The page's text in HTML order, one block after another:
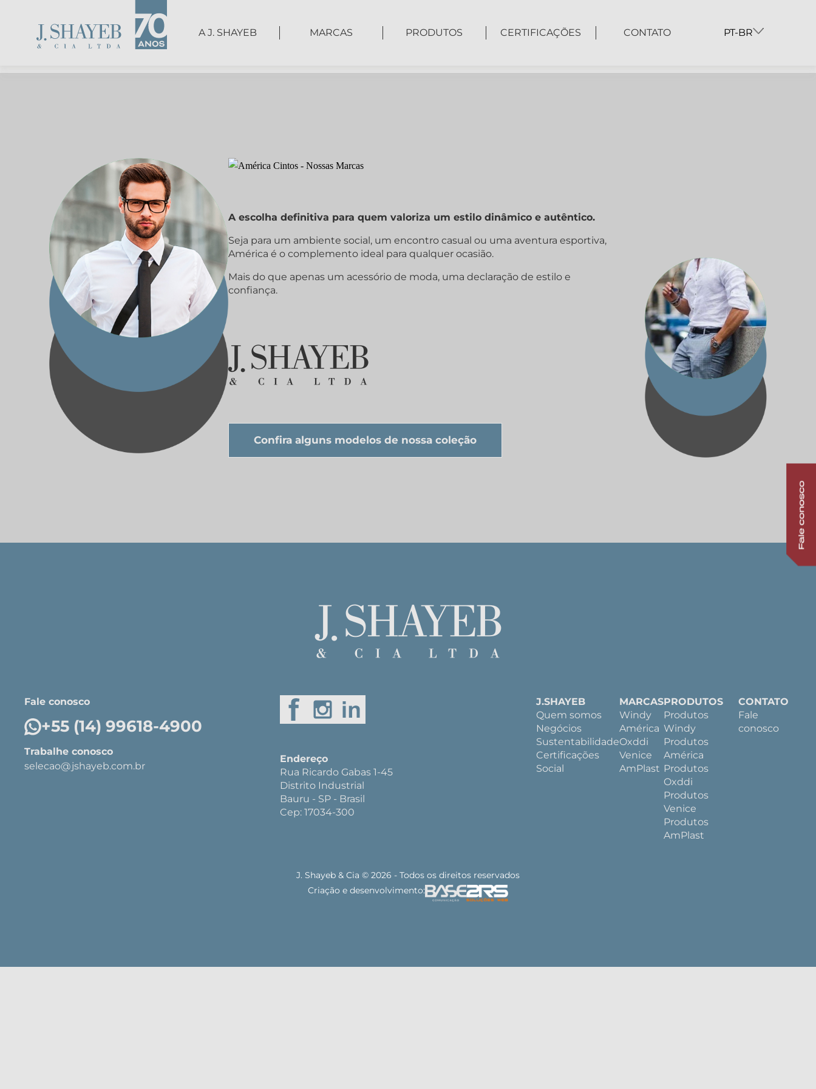
A J. SHAYEB MARCAS PRODUTOS CERTIFICAÇÕES CONTATO PT-BR
A escolha definitiva para quem valoriza um estilo dinâmico e autêntico.
Seja para um ambiente social, um encontro casual ou uma aventura esportiva,
América é o complemento ideal para qualquer ocasião.
Mais do que apenas um acessório de moda, uma declaração de estilo e
confiança.
Confira alguns modelos de nossa coleção
Fale conosco
+55 (14) 99618-4900
Trabalhe conosco
selecao@jshayeb.com.br
Endereço
Rua Ricardo Gabas 1-45
Distrito Industrial
Bauru - SP - Brasil
Cep: 17034-300
J.SHAYEB
Quem somos
Negócios
Sustentabilidade
Certificações
Social
MARCAS
Windy
América
Oxddi
Venice
AmPlast
PRODUTOS
Produtos
Windy
Produtos
América
Produtos
Oxddi
Produtos
Venice
Produtos
AmPlast
CONTATO
Fale
conosco
J. Shayeb & Cia © 2026 - Todos os direitos reservados
Criação e desenvolvimento: